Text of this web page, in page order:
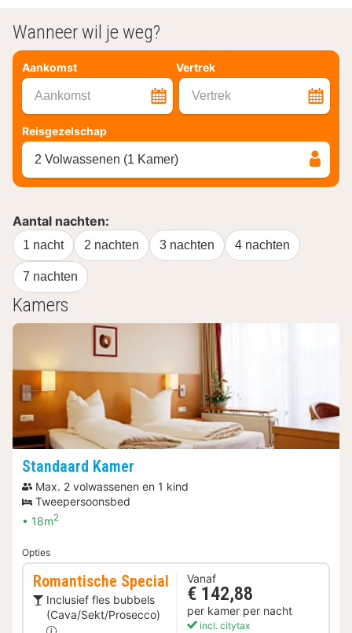
Wanneer wil je weg?
Aankomst Vertrek
Aankomst Vertrek
Reisgezelschap
2 Volwassenen (1 Kamer)
Aantal nachten:
1 nacht 2 nachten 3 nachten 4 nachten
7 nachten
Kamers
Standaard Kamer
Max. 2 volwassenen en 1 kind
Tweepersoonsbed
18m2
Opties
Romantische Special
Inclusief fles bubbels
(Cava/Sekt/Prosecco)
Vanaf
€ 142,88
per kamer per nacht
incl. citytax